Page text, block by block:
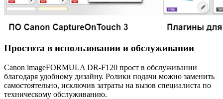
Простота в использовании и обслуживании
Canon imageFORMULA DR-F120 прост в обслуживании
благодаря удобному дизайну. Ролики подачи можно заменить
самостоятельно, исключив затраты на вызов специалиста по
техническому обслуживанию.